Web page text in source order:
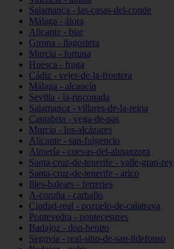
Salamanca - las-casas-del-conde
Málaga - álora
Alicante - biar
Girona - llagostera
Murcia - fortuna
Huesca - fraga
Cádiz - vejer-de-la-frontera
Málaga - alcaucín
Sevilla - la-rinconada
Salamanca - villares-de-la-reina
Cantabria - vega-de-pas
Murcia - los-alcázares
Alicante - san-fulgencio
Almería - cuevas-del-almanzora
Santa-cruz-de-tenerife - valle-gran-rey
Santa-cruz-de-tenerife - arico
Illes-balears - ferreries
A-coruña - carballo
Ciudad-real - pozuelo-de-calatrava
Pontevedra - pontecesures
Badajoz - don-benito
Segovia - real-sitio-de-san-ildefonso